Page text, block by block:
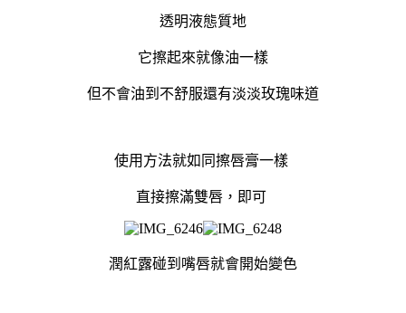
透明液態質地
它擦起來就像油一樣
但不會油到不舒服還有淡淡玫瑰味道
使用方法就如同擦唇膏一樣
直接擦滿雙唇，即可
潤紅露碰到嘴唇就會開始變色